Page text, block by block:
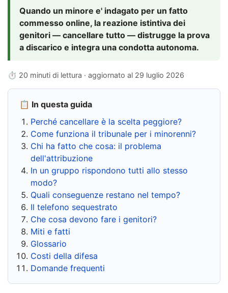
Quando un minore e' indagato per un fatto
commesso online, la reazione istintiva dei
genitori — cancellare tutto — distrugge la prova
a discarico e integra una condotta autonoma.
⏱ 20 minuti di lettura · aggiornato al 29 luglio 2026
📋 In questa guida
Perché cancellare è la scelta peggiore?
Come funziona il tribunale per i minorenni?
Chi ha fatto che cosa: il problema
dell'attribuzione
In un gruppo rispondono tutti allo stesso
modo?
Quali conseguenze restano nel tempo?
Il telefono sequestrato
Che cosa devono fare i genitori?
Miti e fatti
Glossario
Costi della difesa
Domande frequenti